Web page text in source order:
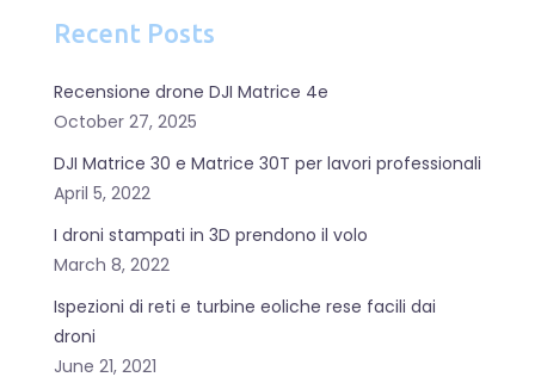
Recent Posts
Recensione drone DJI Matrice 4e
October 27, 2025
DJI Matrice 30 e Matrice 30T per lavori professionali
April 5, 2022
I droni stampati in 3D prendono il volo
March 8, 2022
Ispezioni di reti e turbine eoliche rese facili dai
droni
June 21, 2021